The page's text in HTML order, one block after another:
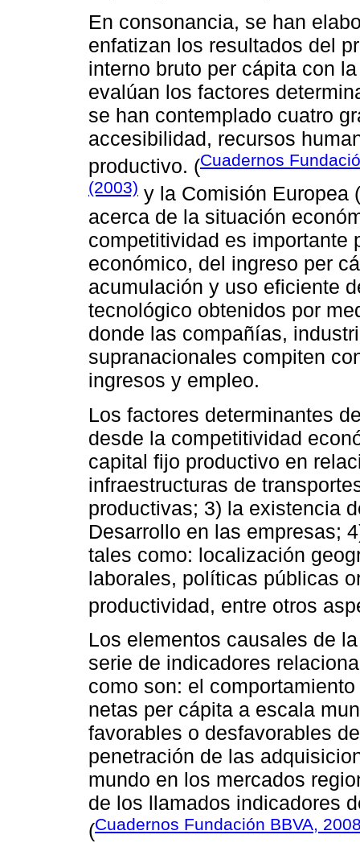
En consonancia, se han
enfatizan los resultados del
interno bruto per cápita con
evalúan los factores
se han contemplado cuatro
accesibilidad, recursos
productivo. (Cuadernos
(2003) y la Comisión Europea
acerca de la situación
competitividad es importante
económico, del ingreso per
acumulación y uso eficiente
tecnológico obtenidos por
donde las compañías,
supranacionales compiten
ingresos y empleo.
Los factores determinantes
desde la competitividad
capital fijo productivo en
infraestructuras de
productivas; 3) la existencia
Desarrollo en las empresas;
tales como: localización
laborales, políticas públicas
productividad, entre otros
Los elementos causales de
serie de indicadores
como son: el
netas per cápita a escala
favorables o desfavorables
penetración de las
mundo en los mercados
de los llamados indicadores
(Cuadernos Fundación BBVA,